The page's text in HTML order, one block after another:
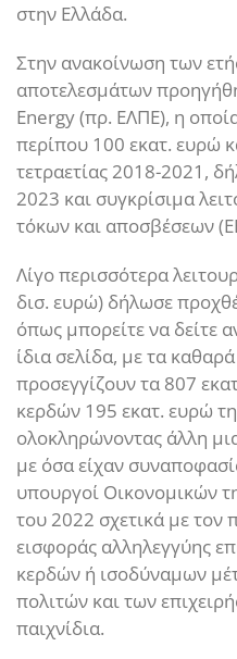
στην Ελλάδα.
Στην ανακοίνωση των
αποτελεσμάτων
Energy (πρ. ΕΛΠΕ), η
περίπου 100 εκατ. ευρώ
τετραετίας 2018-2021,
2023 και συγκρίσιμα
τόκων και αποσβέσεων
Λίγο περισσότερα
δισ. ευρώ) δήλωσε
όπως μπορείτε να δείτε
ίδια σελίδα, με τα
προσεγγίζουν τα 807
κερδών 195 εκατ. ευρώ
ολοκληρώνοντας άλλη
με όσα είχαν
υπουργοί Οικονομικών
του 2022 σχετικά με τον
εισφοράς αλληλεγγύης
κερδών ή ισοδύναμων
πολιτών και των
παιχνίδια.